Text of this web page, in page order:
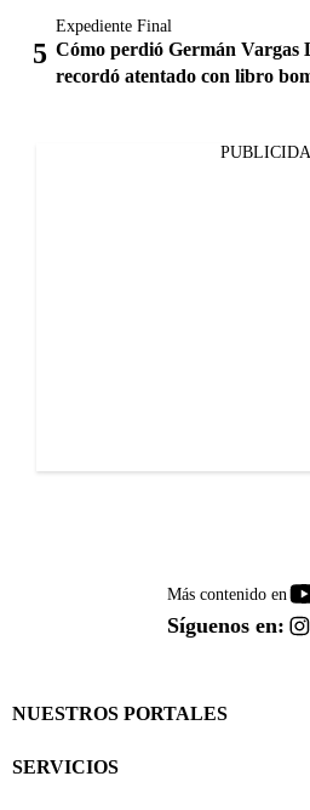
Expediente Final
Cómo perdió Germán Vargas
recordó atentado con libro
Más contenido en
Síguenos en:
NUESTROS PORTALES
SERVICIOS